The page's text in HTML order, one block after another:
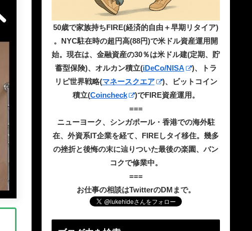
50歳で家族持ちFIRE(経済的自由＋早期リタイア)
。NYC駐在時の超円高(88円)で米ドル資産運用開
始。現在は、金融資産の30％は米ドル建(定期、貯
蓄型保険)、オルカン積立(iDeCo/NISA
)、トラ
リピ世界戦略(マネースクエア
)、ビットコイン
積立(Coincheck
)でFIRE資産運用。
===
ニューヨーク、シンガポール・香港での海外駐
在、外資系IT企業を経て、FIREしタイ移住。幾多
の挫折と後悔の末に辿りついた最後の楽園、バン
コクで修業中。
===
お仕事の相談はTwitterのDMまで。